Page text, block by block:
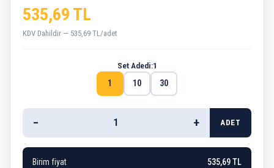
535,69 TL
KDV Dahildir — 535,69 TL/adet
Set Adedi:1
1
10 30
− + ADET
Birim fiyat
535,69 TL